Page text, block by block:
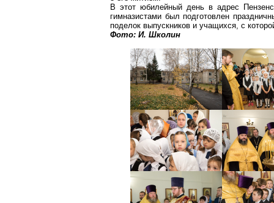
В этот юбилейный день в адрес
гимназистами был подготовлен
поделок выпускников и учащихся, с
Фото: И. Школин